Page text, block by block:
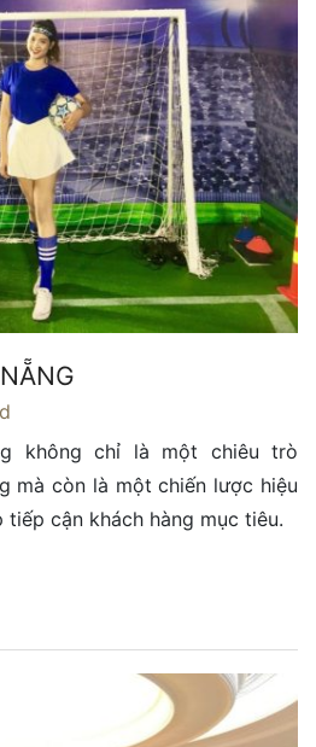
không chỉ là một chiêu trò
mà còn là một chiến lược hiệu
cận khách hàng mục tiêu.